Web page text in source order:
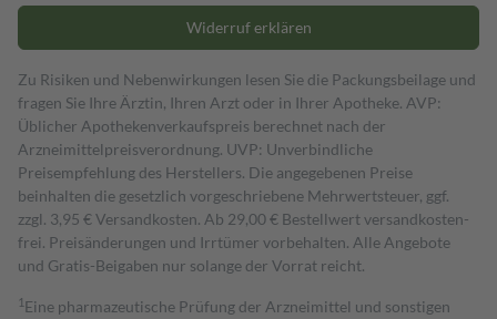
Widerruf erklären
Zu Risiken und Nebenwirkungen lesen Sie die Packungsbeilage und
fragen Sie Ihre Ärztin, Ihren Arzt oder in Ihrer Apotheke. AVP:
Üblicher Apothekenverkaufspreis berechnet nach der
Arzneimittelpreisverordnung. UVP: Unverbindliche
Preisempfehlung des Herstellers. Die angegebenen Preise
beinhalten die gesetzlich vorgeschriebene Mehrwertsteuer, ggf.
zzgl. 3,95 € Versandkosten. Ab 29,00 € Bestell­wert versand­kosten­
frei. Preisänderungen und Irrtümer vorbehalten. Alle Angebote
und Gratis-Beigaben nur solange der Vorrat reicht.
1 Eine pharmazeutische Prüfung der Arzneimittel und sonstigen